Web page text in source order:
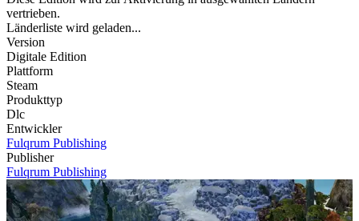
vertrieben.
Länderliste wird geladen...
Version
Digitale Edition
Plattform
Steam
Produkttyp
Dlc
Entwickler
Fulqrum Publishing
Publisher
Fulqrum Publishing